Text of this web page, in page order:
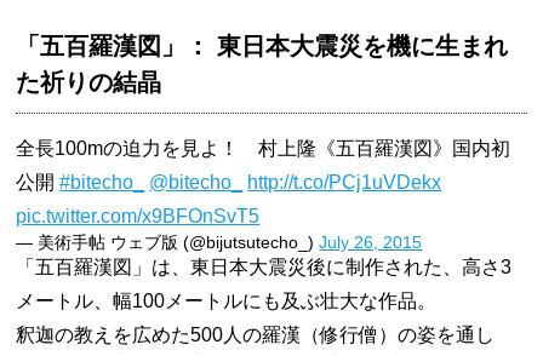
「五百羅漢図」： 東日本大震災を機に生まれ
た祈りの結晶
全長100mの迫力を見よ！ 村上隆《五百羅漢図》国内初
公開#bitecho_ @bitecho_
http://t.co/PCj1uVDekx
pic.twitter.com/x9BFOnSvT5
— 美術手帖 ウェブ版 (@bijutsutecho_)July 26, 2015
「五百羅漢図」は、東日本大震災後に制作された、高さ3
メートル、幅100メートルにも及ぶ壮大な作品。
釈迦の教えを広めた500人の羅漢（修行僧）の姿を通し